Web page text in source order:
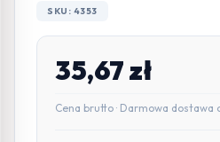
SKU: 4353
35,67zł
Cena brutto · Darmowa dostawa